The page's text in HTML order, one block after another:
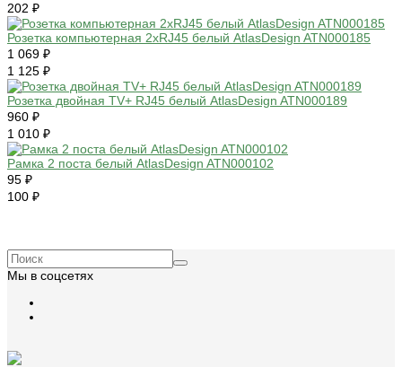
202 ₽
Розетка компьютерная 2хRJ45 белый AtlasDesign ATN000185
1 069 ₽
1 125 ₽
Розетка двойная TV+ RJ45 белый AtlasDesign ATN000189
960 ₽
1 010 ₽
Рамка 2 поста белый AtlasDesign ATN000102
95 ₽
100 ₽
Мы в соцсетях